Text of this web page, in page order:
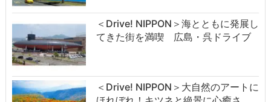
＜Drive! NIPPON＞海とともに発展し
てきた街を満喫 広島・呉ドライブ
＜Drive! NIPPON＞大自然のアートに